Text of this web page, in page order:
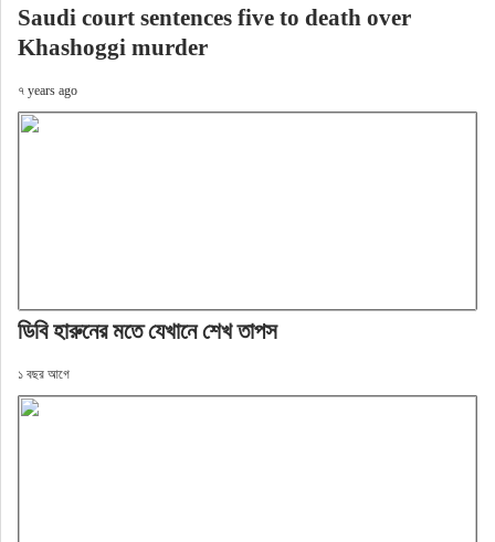
Saudi court sentences five to death over
Khashoggi murder
৭ years ago
ডিবি হারুনের মতে যেখানে শেখ তাপস
১ বছর আগে